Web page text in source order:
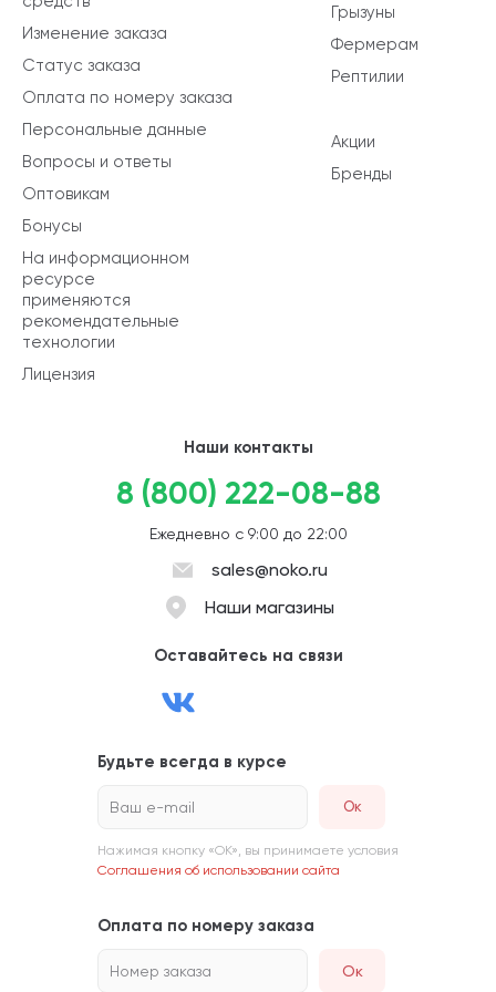
Грызуны
Фермерам
Рептилии
Акции
Бренды
Изменение заказа
Статус заказа
Оплата по номеру заказа
Персональные данные
Вопросы и ответы
Оптовикам
Бонусы
На информационном
ресурсе
применяются
рекомендательные
технологии
Лицензия
Наши контакты
8 (800) 222-08-88
Ежедневно с 9:00 до 22:00
sales@noko.ru
Наши магазины
Оставайтесь на связи
Будьте всегда в курсе
Ваш e-mail
Нажимая кнопку «ОК», вы принимаете условия
Соглашения об использовании сайта
Оплата по номеру заказа
Номер заказа Ок